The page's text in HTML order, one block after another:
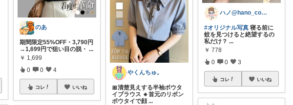
のあ
期間限定55%OFF・3,790円
→1,699円で狙い目の脱・ ...
￥ 1,699
0 0 4
コレ いいね
やくんちゅ。
🎀清楚見えする半袖ボウタ
イブラウス 🔹首元のリボン
ボウタイで顔 ...
ハノ@hano_coron
#オリジナル写真 寝る前に
蚊を見つけると絶望するの
私だけ？...
￥ 778
0 0 3
コレ いいね